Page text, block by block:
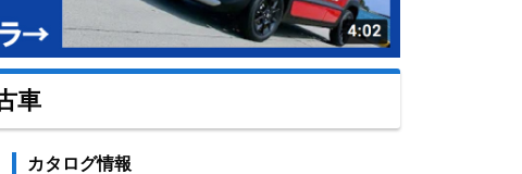
車
カタログ情報